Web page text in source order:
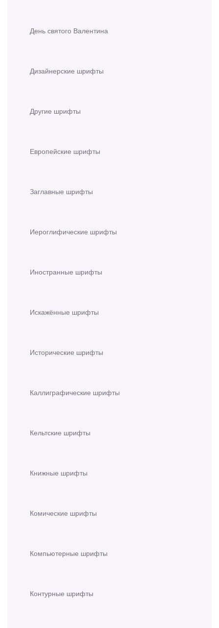
День святого Валентина
Дизайнерские шрифты
Другие шрифты
Европейские шрифты
Заглавные шрифты
Иероглифические шрифты
Иностранные шрифты
Искажённые шрифты
Исторические шрифты
Каллиграфические шрифты
Кельтские шрифты
Книжные шрифты
Комические шрифты
Компьютерные шрифты
Контурные шрифты